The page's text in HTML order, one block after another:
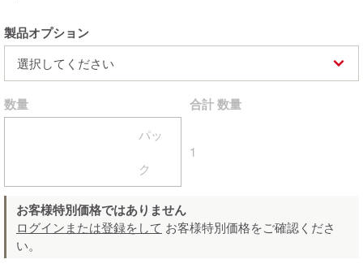
製品オプション
選択してください
数量
パッ
ク
合計 数量
1
お客様特別価格ではありません
ログインまたは登録をして お客様特別価格をご確認くださ
い。